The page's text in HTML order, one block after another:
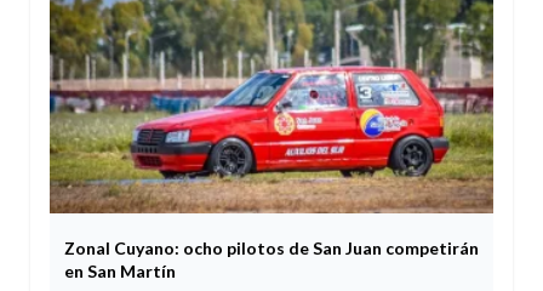
Zonal Cuyano: ocho pilotos de San Juan competirán
en San Martín